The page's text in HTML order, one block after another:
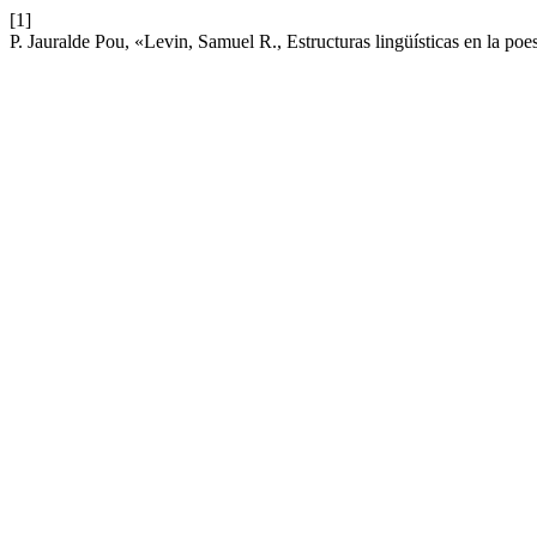
[1]
P. Jauralde Pou, «Levin, Samuel R., Estructuras lingüísticas en la